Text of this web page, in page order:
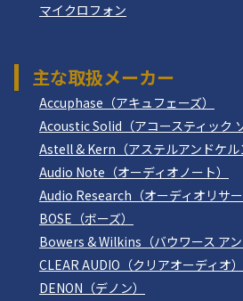
マイクロフォン
主な取扱メーカー
Accuphase（アキュフェーズ）
Acoustic Solid（アコースティック
Astell & Kern（アステルアンドケル
Audio Note（オーディオノート）
Audio Research（オーディオリサー
BOSE（ボーズ）
Bowers & Wilkins（バウワース アン
CLEAR AUDIO（クリアオーディオ）
DENON（デノン）